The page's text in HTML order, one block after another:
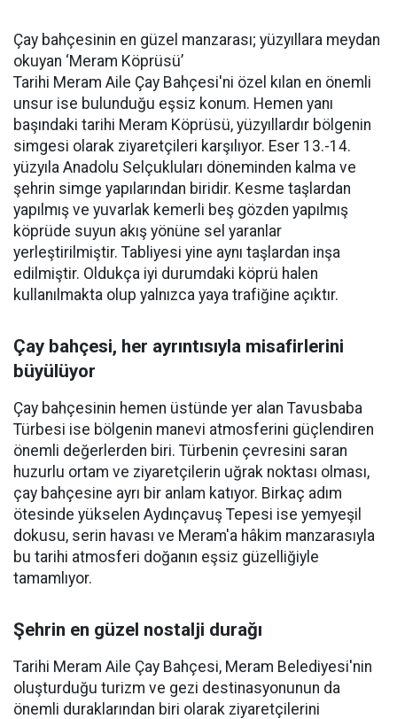
Çay bahçesinin en güzel manzarası; yüzyıllara meydan
okuyan ‘Meram Köprüsü’
Tarihi Meram Aile Çay Bahçesi'ni özel kılan en önemli
unsur ise bulunduğu eşsiz konum. Hemen yanı
başındaki tarihi Meram Köprüsü, yüzyıllardır bölgenin
simgesi olarak ziyaretçileri karşılıyor. Eser 13.-14.
yüzyıla Anadolu Selçukluları döneminden kalma ve
şehrin simge yapılarından biridir. Kesme taşlardan
yapılmış ve yuvarlak kemerli beş gözden yapılmış
köprüde suyun akış yönüne sel yaranlar
yerleştirilmiştir. Tabliyesi yine aynı taşlardan inşa
edilmiştir. Oldukça iyi durumdaki köprü halen
kullanılmakta olup yalnızca yaya trafiğine açıktır.
Çay bahçesi, her ayrıntısıyla misafirlerini
büyülüyor
Çay bahçesinin hemen üstünde yer alan Tavusbaba
Türbesi ise bölgenin manevi atmosferini güçlendiren
önemli değerlerden biri. Türbenin çevresini saran
huzurlu ortam ve ziyaretçilerin uğrak noktası olması,
çay bahçesine ayrı bir anlam katıyor. Birkaç adım
ötesinde yükselen Aydınçavuş Tepesi ise yemyeşil
dokusu, serin havası ve Meram'a hâkim manzarasıyla
bu tarihi atmosferi doğanın eşsiz güzelliğiyle
tamamlıyor.
Şehrin en güzel nostalji durağı
Tarihi Meram Aile Çay Bahçesi, Meram Belediyesi'nin
oluşturduğu turizm ve gezi destinasyonunun da
önemli duraklarından biri olarak ziyaretçilerini